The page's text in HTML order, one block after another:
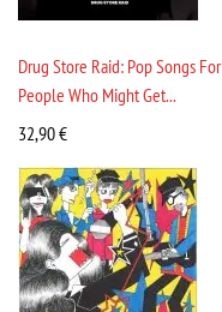
Drug Store Raid: Pop Songs For
People Who Might Get...
32,90€